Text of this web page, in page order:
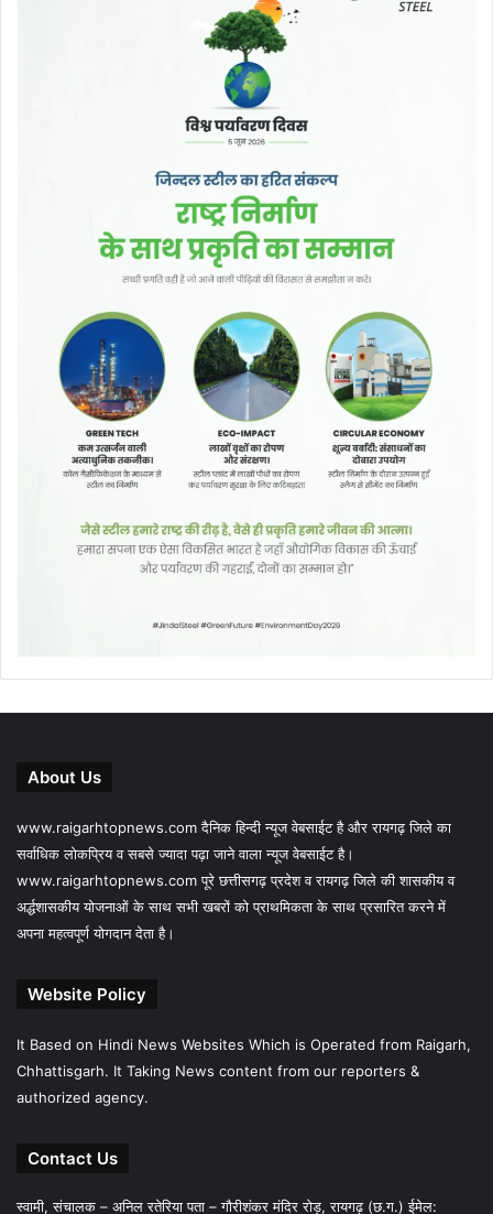
About Us
www.raigarhtopnews.com दैनिक हिन्दी न्यूज वेबसाईट है और रायगढ़ जिले का
सर्वाधिक लोकप्रिय व सबसे ज्यादा पढ़ा जाने वाला न्यूज वेबसाईट है।
www.raigarhtopnews.com पूरे छत्तीसगढ़ प्रदेश व रायगढ़ जिले की शासकीय व
अर्द्धशासकीय योजनाओं के साथ सभी खबरों को प्राथमिकता के साथ प्रसारित करने में
अपना महत्वपूर्ण योगदान देता है।
Website Policy
It Based on Hindi News Websites Which is Operated from Raigarh,
Chhattisgarh. It Taking News content from our reporters &
authorized agency.
Contact Us
स्वामी, संचालक – अनिल रतेरिया पता – गौरीशंकर मंदिर रोड़, रायगढ़ (छ.ग.) ईमेल: